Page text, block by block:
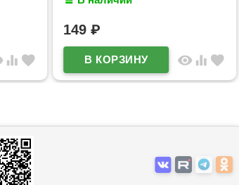
equalizer favorite
149₽
visibility equalizer favorite